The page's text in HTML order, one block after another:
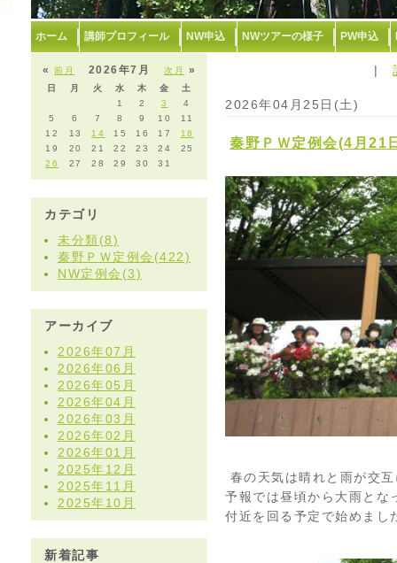
ホーム 講師プロフィール NW申込 NWツアーの様子 PW申込
«前月 次月 »
2026年7月
日 月 火 水 木 金
土
1
2 3
4
5
6 7 8 9 10
11
12
13 14 15 16 17
18
19
20 21 22 23 24
25
26
27 28 29 30 31
カテゴリ
未分類(8)
秦野ＰＷ定例会(422)
NW定例会(3)
アーカイブ
2026年07月
2026年06月
2026年05月
2026年04月
2026年03月
2026年02月
2026年01月
2025年12月
2025年11月
2025年10月
新着記事
|
2026年04月25日(土)
秦野ＰＷ定例会(4月21
春の天気は晴れと雨が交
予報では昼頃から大雨とな
付近を回る予定で始めまし